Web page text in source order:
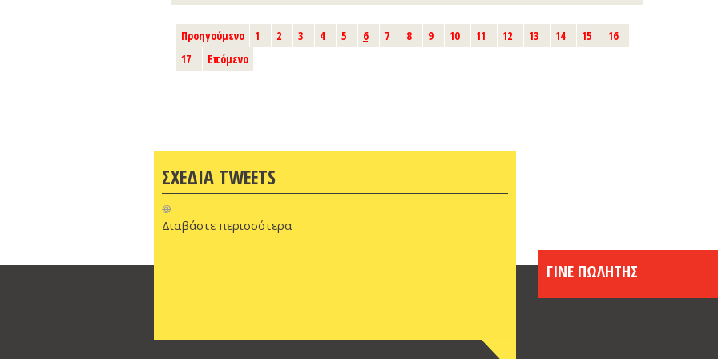
Προηγούμενο 1 2 3 4 5 6 7 8 9 10 11 12 13 14 15
16
17
Επόμενο
ΣΧΕΔΙΑ TWEETS
@
Διαβάστε περισσότερα
ΓΙΝΕ ΠΩΛΗΤΗΣ